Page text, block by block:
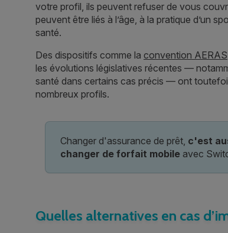
votre profil, ils peuvent refuser de vous
peuvent être liés à l’âge, à la pratique d’un
santé.
Des dispositifs comme la convention AERAS
les évolutions législatives récentes —
santé dans certains cas précis — ont
nombreux profils.
Changer d'assurance de prêt, c'est
changer de forfait mobile avec
Quelles alternatives en cas